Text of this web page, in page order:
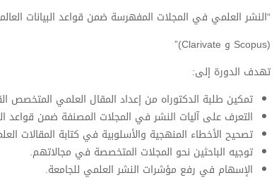
“النشر العلمي في المجلات المفهرسة ضمن قواعد البيانات
(Scopus و Clarivate)”
تهدف الدورة إلى:
تمكين طلبة الدكتوراه من إعداد المقال العلمي المتخصص
التعرف على آليات النشر في المجلات المصنفة ضمن قواعد
تصحيح الأخطاء المنهجية والأسلوبية في كتابة المقالات
توجيه الباحثين نحو المجلات المتخصصة في مجالاتهم.
الإسهام في رفع مؤشرات النشر العلمي للجامعة.